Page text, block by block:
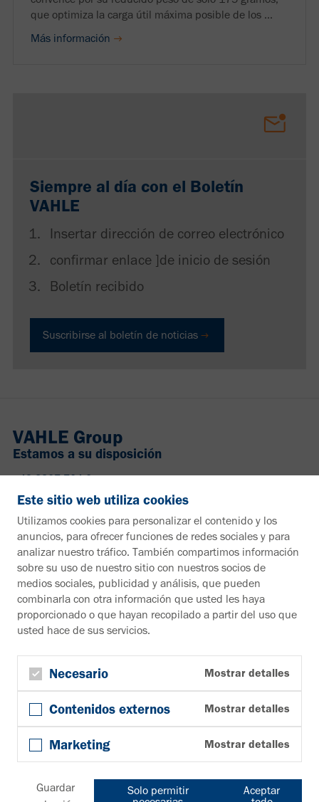
que optimiza la carga útil máxima posible de los ...
Más información
Siempre al día con el Boletín
VAHLE
Insertar dirección de correo electrónico
confirmar enlace ]de inicio de sesión
Boletín recibido
Suscribirse al boletín de noticias
VAHLE Group
Estamos a su disposición
+49 2307 704-0
info@vahle.de
Paul Vahle GmbH & Co. KG
Westicker Str. 52
59174 Kamen
Alemania
¿Desea más información?
Material informativo
A la zona de descargas
Boletín
Suscribirse al boletín de noticias
Síguenos en
Facebook
LinkedIn
Cookies
Condiciones generalesPrivacidadPie de página
Descargo de responsabilidadMapa del sitio
Este sitio web utiliza cookies
Utilizamos cookies para personalizar el contenido y los
anuncios, para ofrecer funciones de redes sociales y para
analizar nuestro tráfico. También compartimos información
sobre su uso de nuestro sitio con nuestros socios de
medios sociales, publicidad y análisis, que pueden
combinarla con otra información que usted les haya
proporcionado o que hayan recopilado a partir del uso que
usted hace de sus servicios.
Necesario Mostrar detalles
Contenidos externos Mostrar detalles
Marketing Mostrar detalles
Guardar
Solo permitir
Aceptar